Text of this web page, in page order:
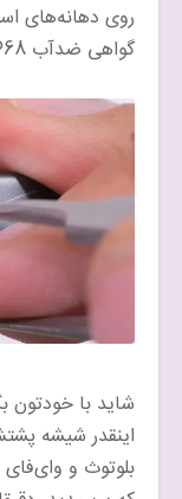
روی دهانه‌های
گواهی ضدآب IP68 داریم.
اینقدر شیشه
بلوتوث و